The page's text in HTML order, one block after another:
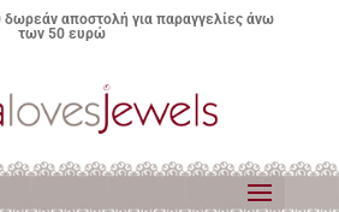
δωρεάν αποστολή για παραγγελίες άνω
των 50 ευρώ